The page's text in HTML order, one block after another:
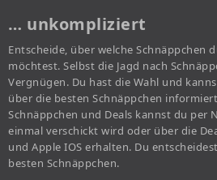
… unkompliziert
Entscheide, über welche Schnäppchen
möchtest. Selbst die Jagd nach
Vergnügen. Du hast die Wahl und
über die besten Schnäppchen
Schnäppchen und Deals kannst du per
einmal verschickt wird oder über die
und Apple IOS erhalten. Du
besten Schnäppchen.